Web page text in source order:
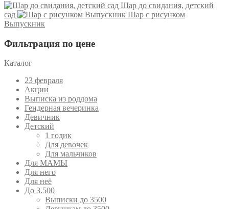
Шар до свидания, детский
сад
Шар с рисунком
Выпускник
Фильтрация по цене
Каталог
23 февраля
Акции
Выписка из роддома
Гендерная вечеринка
Девичник
Детский
1 годик
Для девочек
Для мальчиков
Для МАМЫ
Для него
Для неё
До 3.500
Выписки до 3500